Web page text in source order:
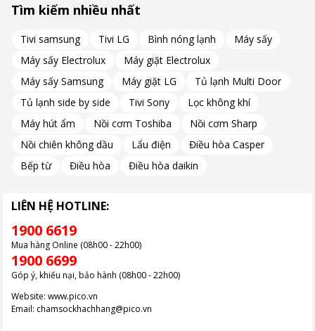
tính.
Trải nghiệm nghe đa dạng với EQ 3-Băng tần
Loa thanh LG S60T cho phép bạn tùy chỉnh trải nghiệm nghe với
EQ 3-Băng tần.
Bạn có thể dễ dàng điều chỉnh âm bass, mid và treble để phù
hợp với sở thích cá nhân hoặc thể loại âm nhạc mà bạn đang
thưởng thức.
Tìm kiếm nhiều nhất
Tivi samsung Tivi LG Bình nóng lạnh
Máy sấy
Máy sấy Electrolux
Máy giặt Electrolux
Máy sấy Samsung
Máy giặt LG
Tủ lạnh Multi Door
Tủ lạnh side by side
Tivi Sony
Lọc không khí
Máy hút ẩm
Nồi cơm Toshiba
Nồi cơm Sharp
Nồi chiên không dầu
Lẩu điện
Điều hòa Casper
Bếp từ
Điều hòa Điều hòa daikin
LIÊN HỆ HOTLINE:
1900 6619
Mua hàng Online (08h00 - 22h00)
1900 6699
Góp ý, khiếu nại, bảo hành (08h00 - 22h00)
Website: www.pico.vn
Email: chamsockhachhang@pico.vn